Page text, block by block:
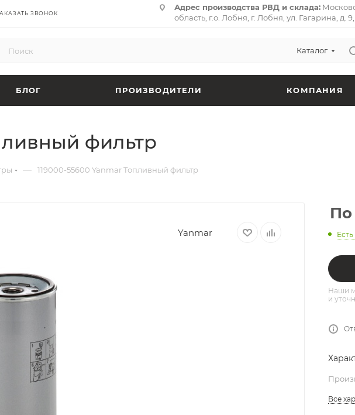
ЗВОНОК
Адрес производства РВД и склада:
область, г.о. Лобня, г. Лобня, ул. Гагарина, д. 9,
Каталог
БЛОГ ПРОИЗВОДИТЕЛИ КОМПАНИЯ
фильтр
— 119000-55600 Yanmar Топливный фильтр
Yanmar
По
Наши
и
Все